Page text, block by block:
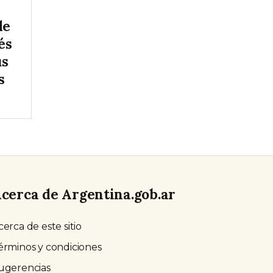
de Argentina.gob.ar
de este sitio
y condiciones